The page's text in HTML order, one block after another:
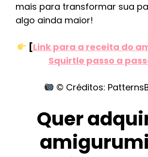
mais para transformar sua
algo ainda maior!
[Link para a receita do
Squirtle passo a
© Créditos:
Quer